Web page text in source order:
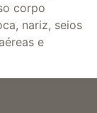
corpo
nariz, seios
e